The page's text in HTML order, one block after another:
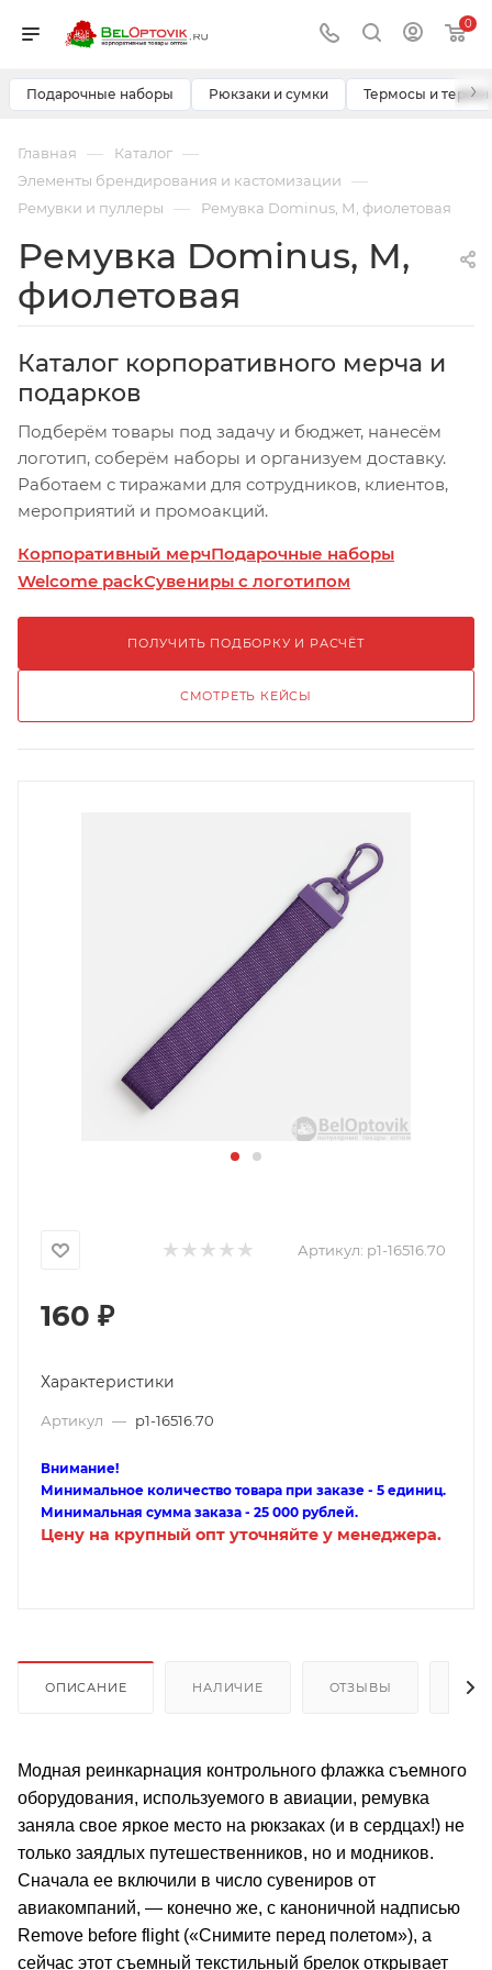
0
Подарочные наборы Рюкзаки и сумки Термосы и ›
Главная — Каталог —
Элементы брендирования и кастомизации —
Ремувки и пуллеры — Ремувка Dominus, М, фиолетовая
Ремувка Dominus, М,
фиолетовая
Каталог корпоративного мерча и
подарков
Подберём товары под задачу и бюджет, нанесём
логотип, соберём наборы и организуем доставку.
Работаем с тиражами для сотрудников, клиентов,
мероприятий и промоакций.
Корпоративный мерчПодарочные наборы
Welcome packСувениры с логотипом
ПОЛУЧИТЬ ПОДБОРКУ И РАСЧЁТ
СМОТРЕТЬ КЕЙСЫ
Артикул: p1-16516.70
160 ₽
Характеристики
Артикул — p1-16516.70
Внимание!
Минимальное количество товара при заказе - 5 единиц.
Минимальная сумма заказа - 25 000 рублей.
Цену на крупный опт уточняйте у менеджера.
ОПИСАНИЕ НАЛИЧИЕ ОТЗЫВЫ
Модная реинкарнация контрольного флажка съемного
оборудования, используемого в авиации, ремувка
заняла свое яркое место на рюкзаках (и в сердцах!) не
только заядлых путешественников, но и модников.
Сначала ее включили в число сувениров от
авиакомпаний, — конечно же, с каноничной надписью
Remove before flight («Снимите перед полетом»), а
сейчас этот съемный текстильный брелок открывает